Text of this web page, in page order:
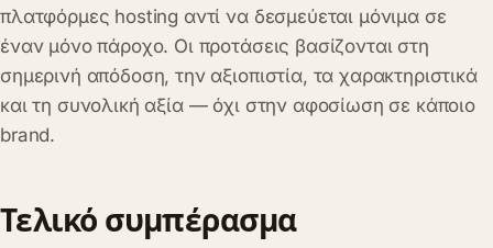
πλατφόρμες hosting αντί να δεσμεύεται μόνιμα σε
έναν μόνο πάροχο. Οι προτάσεις βασίζονται στη
σημερινή απόδοση, την αξιοπιστία, τα χαρακτηριστικά
και τη συνολική αξία — όχι στην αφοσίωση σε κάποιο
brand.
Τελικό συμπέρασμα